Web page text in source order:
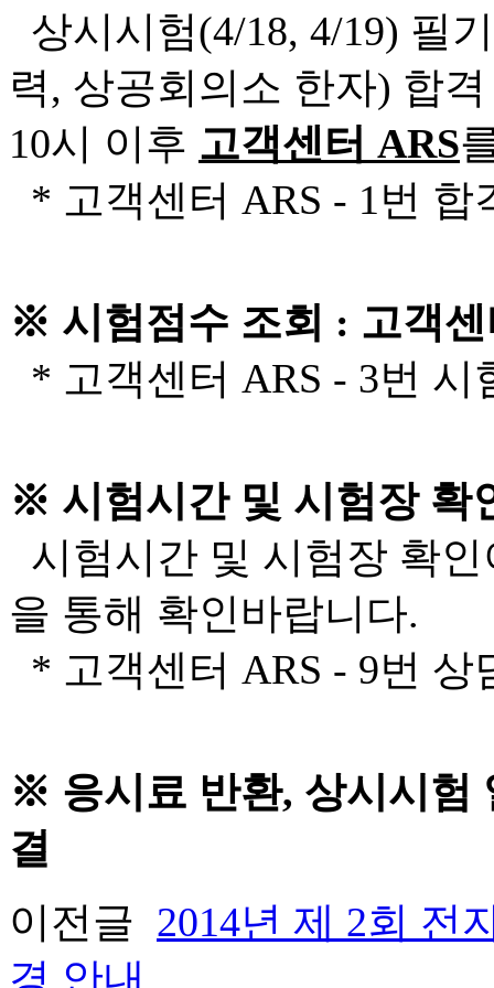
상시시험(4/18, 4/19) 필
력, 상공회의소 한자) 합
10시 이후 고객센터 ARS
* 고객센터 ARS - 1번 합
※ 시험점수 조회 : 고객센
* 고객센터 ARS - 3번 시
※ 시험시간 및 시험장 확
시험시간 및 시험장 확
을 통해 확인바랍니다.
* 고객센터 ARS - 9번 상
※ 응시료 반환, 상시시험
결
이전글 2014년 제 2회 전
경 안내